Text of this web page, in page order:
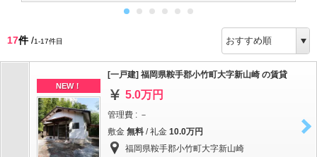
17件/1-17件目
NEW！
[一戸建] 福岡県鞍手郡小竹町大字新山崎 の賃貸
5.0万円
管理費 : －
敷金 無料 / 礼金 10.0万円
福岡県鞍手郡小竹町大字新山崎